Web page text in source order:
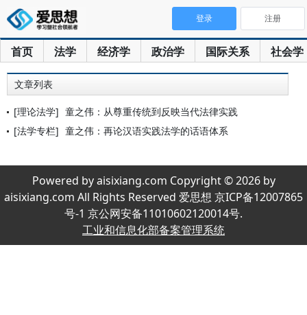
首页 法学 经济学 政治学 国际关系 社会学
登录 注册
文章列表
[理论法学] 童之伟：从尊重传统到反映当代法律实践
[法学专栏] 童之伟：再论汉语实践法学的话语体系
Powered by aisixiang.com Copyright © 2026 by
aisixiang.com All Rights Reserved 爱思想 京ICP备12007865
号-1 京公网安备11010602120014号.
工业和信息化部备案管理系统